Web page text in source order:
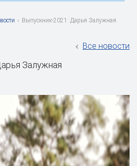
› Выпускник-2021: Дарья Залужная
Все новости
Залужная